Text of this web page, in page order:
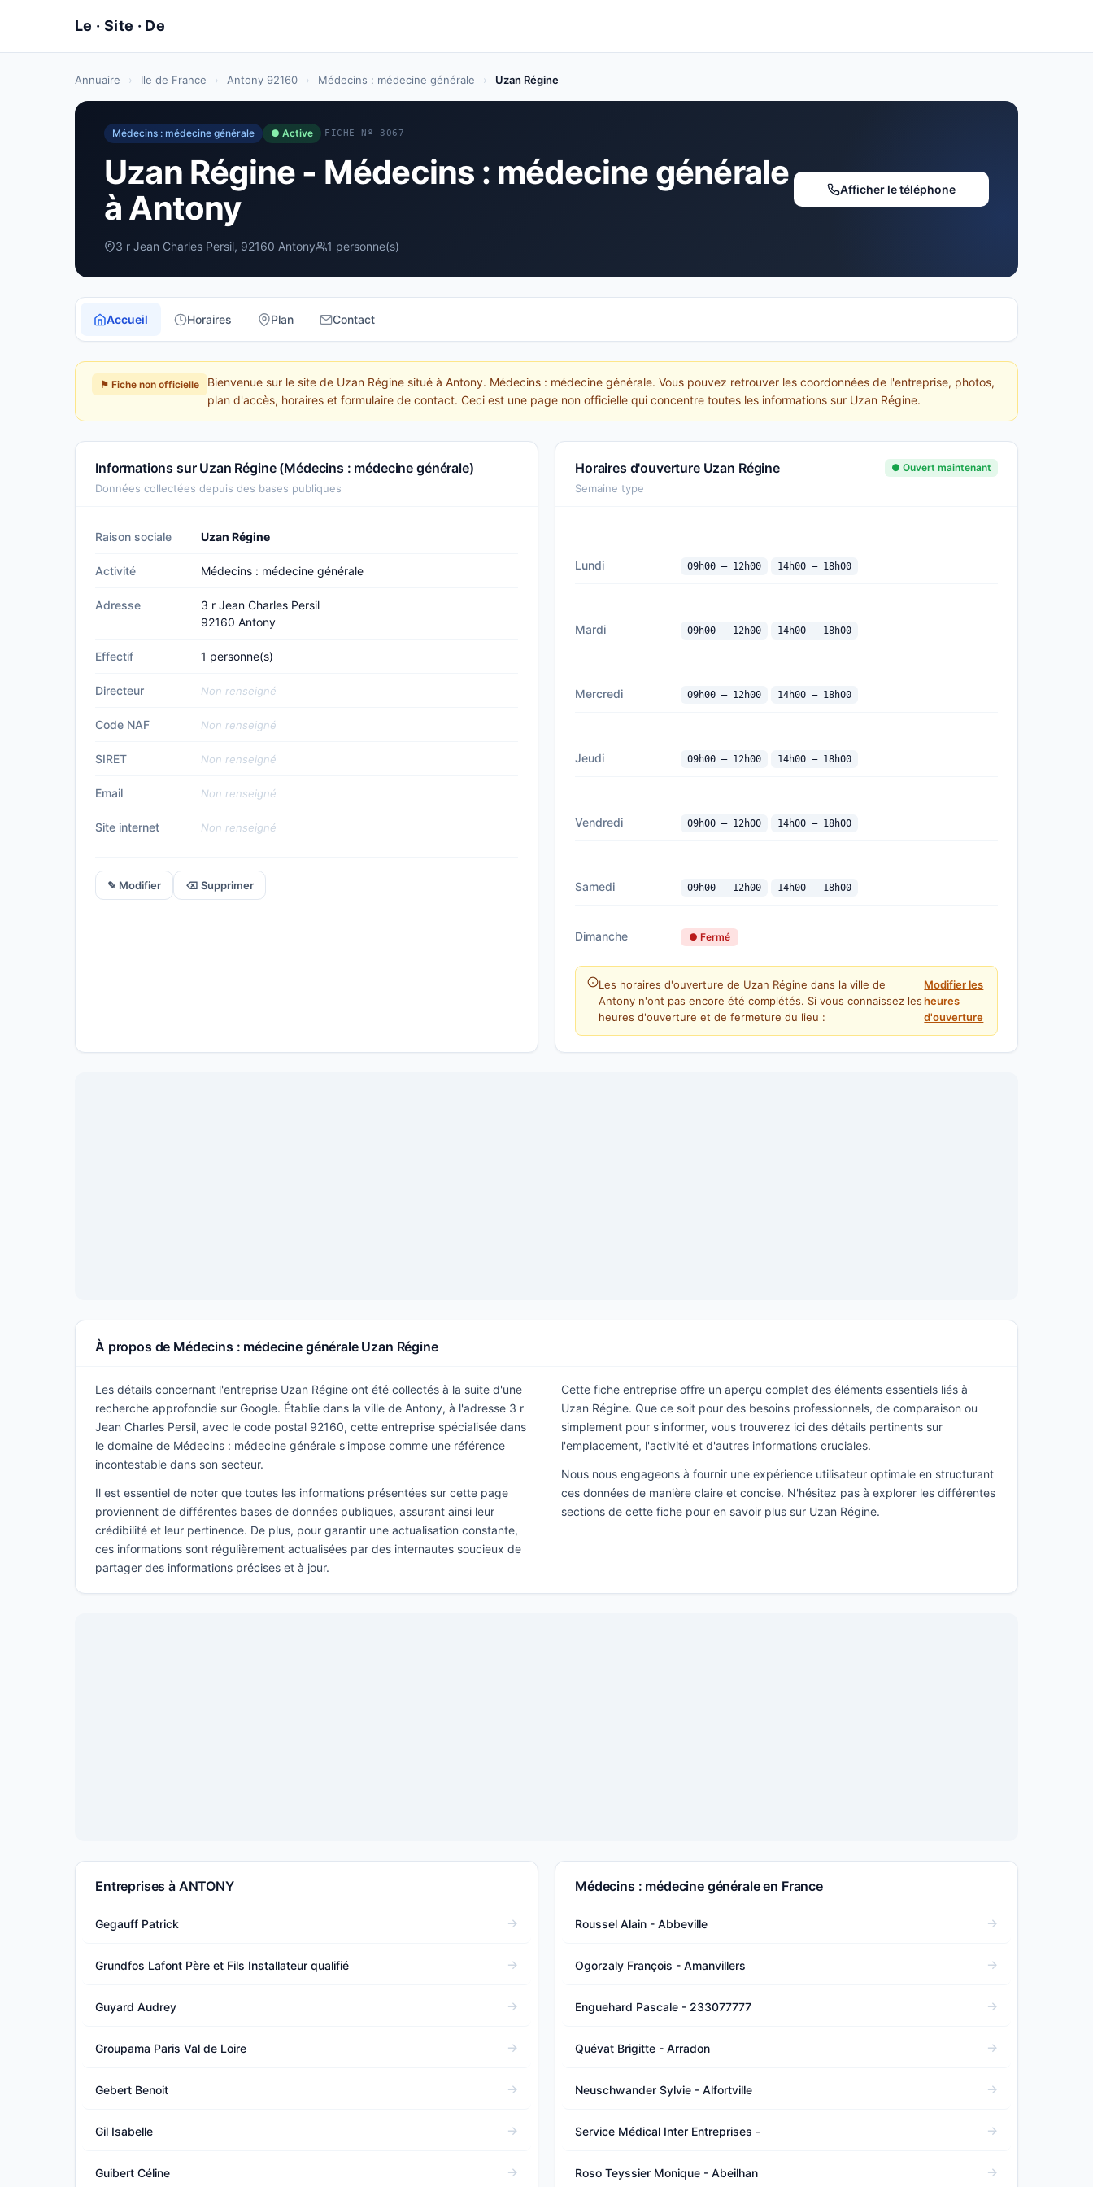
Annuaire › Ile de France › Antony 92160 › Médecins : médecine générale › Uzan Régine
Médecins : médecine générale ● Active FICHE Nº 3067
Uzan Régine - Médecins : médecine générale
à Antony
3 r Jean Charles Persil, 92160 Antony 1 personne(s)
Afficher le téléphone
Accueil Horaires Plan Contact
⚑ Fiche non officielle
Bienvenue sur le site de Uzan Régine situé à Antony. Médecins : médecine générale. Vous pouvez retrouver les coordonnées de l'entreprise, photos,
plan d'accès, horaires et formulaire de contact. Ceci est une page non officielle qui concentre toutes les informations sur Uzan Régine.
Informations sur Uzan Régine (Médecins : médecine générale)
Données collectées depuis des bases publiques
Raison sociale Uzan Régine
Activité Médecins : médecine générale
Adresse
3 r Jean Charles Persil
92160 Antony
Effectif 1 personne(s)
Directeur Non renseigné
Code NAF Non renseigné
SIRET Non renseigné
Email Non renseigné
Site internet Non renseigné
✎ Modifier ⌫ Supprimer
Horaires d'ouverture Uzan Régine ● Ouvert maintenant
Semaine type
Lundi 09h00 — 12h00 14h00 — 18h00
Mardi 09h00 — 12h00 14h00 — 18h00
Mercredi 09h00 — 12h00 14h00 — 18h00
Jeudi 09h00 — 12h00 14h00 — 18h00
Vendredi 09h00 — 12h00 14h00 — 18h00
Samedi 09h00 — 12h00 14h00 — 18h00
Dimanche ● Fermé
Les horaires d'ouverture de Uzan Régine dans la ville de
Antony n'ont pas encore été complétés. Si vous connaissez les
heures d'ouverture et de fermeture du lieu :
Modifier les
heures
d'ouverture
À propos de Médecins : médecine générale Uzan Régine
Les détails concernant l'entreprise Uzan Régine ont été collectés à la suite d'une
recherche approfondie sur Google. Établie dans la ville de Antony, à l'adresse 3 r
Jean Charles Persil, avec le code postal 92160, cette entreprise spécialisée dans
le domaine de Médecins : médecine générale s'impose comme une référence
incontestable dans son secteur.
Il est essentiel de noter que toutes les informations présentées sur cette page
proviennent de différentes bases de données publiques, assurant ainsi leur
crédibilité et leur pertinence. De plus, pour garantir une actualisation constante,
ces informations sont régulièrement actualisées par des internautes soucieux de
partager des informations précises et à jour.
Cette fiche entreprise offre un aperçu complet des éléments essentiels liés à
Uzan Régine. Que ce soit pour des besoins professionnels, de comparaison ou
simplement pour s'informer, vous trouverez ici des détails pertinents sur
l'emplacement, l'activité et d'autres informations cruciales.
Nous nous engageons à fournir une expérience utilisateur optimale en structurant
ces données de manière claire et concise. N'hésitez pas à explorer les différentes
sections de cette fiche pour en savoir plus sur Uzan Régine.
Entreprises à ANTONY
Gegauff Patrick
Grundfos Lafont Père et Fils Installateur qualifié
Guyard Audrey
Groupama Paris Val de Loire
Gebert Benoit
Gil Isabelle
Guibert Céline
Médecins : médecine générale en France
Roussel Alain - Abbeville
Ogorzaly François - Amanvillers
Enguehard Pascale - 233077777
Quévat Brigitte - Arradon
Neuschwander Sylvie - Alfortville
Service Médical Inter Entreprises -
Roso Teyssier Monique - Abeilhan